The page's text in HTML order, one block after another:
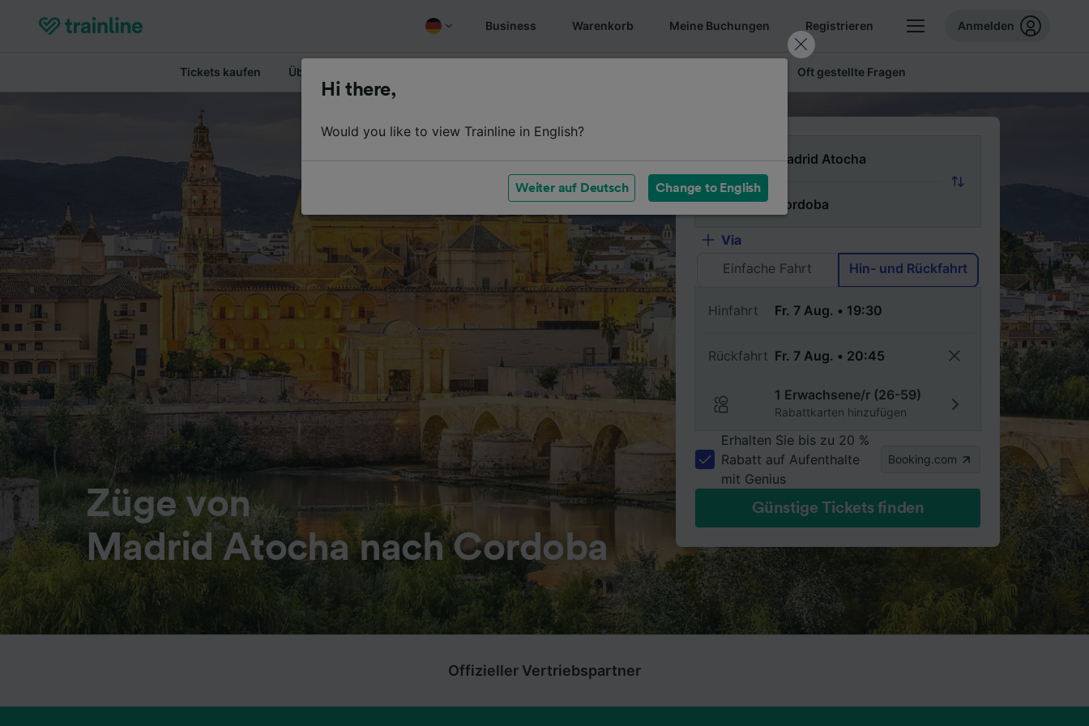
Business Warenkorb Meine Buchungen Registrieren Anmelden
Tickets kaufen Überblick Oft gestellte Fragen
Züge von
Madrid Atocha nach Cordoba
Von
Nach
Via
Einfache Fahrt
Hin- und Rückfahrt
Hinfahrt
Rückfahrt
1 Erwachsene/r (26-59)
Rabattkarten hinzufügen
Erhalten Sie bis zu 20 %
Rabatt auf Aufenthalte
mit Genius
Booking.com
Günstige Tickets finden
Offizieller Vertriebspartner
Hi there,
Would you like to view Trainline in English?
Weiter auf Deutsch Change to English